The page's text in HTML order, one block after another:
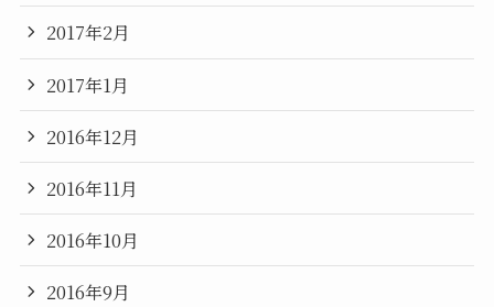
2017年2月
2017年1月
2016年12月
2016年11月
2016年10月
2016年9月